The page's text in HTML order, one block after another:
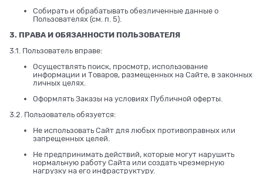
Собирать и обрабатывать обезличенные данные о
Пользователях (см. п. 5).
3. ПРАВА И ОБЯЗАННОСТИ ПОЛЬЗОВАТЕЛЯ
3.1. Пользователь вправе:
Осуществлять поиск, просмотр, использование
информации и Товаров, размещенных на Сайте, в законных
личных целях.
Оформлять Заказы на условиях Публичной оферты.
3.2. Пользователь обязуется:
Не использовать Сайт для любых противоправных или
запрещенных целей.
Не предпринимать действий, которые могут нарушить
нормальную работу Сайта или создать чрезмерную
нагрузку на его инфраструктуру.